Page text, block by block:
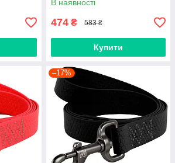
В наявності
474 ₴ 583 ₴
Купити
–17%